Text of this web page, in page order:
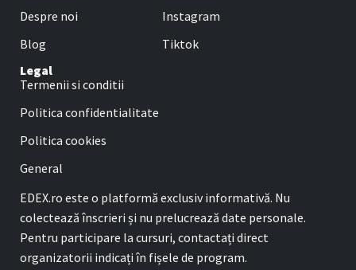
Despre noi
Blog
Instagram
Tiktok
Legal
Termenii si conditii
Politica confidentialitate
Politica cookies
General
EDEX.ro este o platformă exclusiv informativă. Nu
colectează înscrieri și nu prelucrează date personale.
Pentru participare la cursuri, contactați direct
organizatorii indicați în fișele de program.